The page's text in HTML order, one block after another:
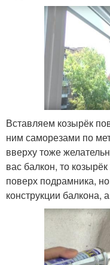
Вставляем козырёк
ним саморезами по
вверху тоже
вас балкон, то
поверх подрамника,
конструкции балкона,